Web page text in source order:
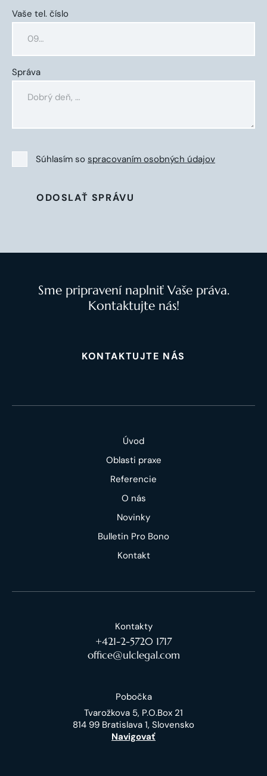
Vaše tel. číslo
Správa
Súhlasím so spracovaním osobných údajov
ODOSLAŤ SPRÁVU
Sme pripravení naplniť Vaše práva.
Kontaktujte nás!
KONTAKTUJTE NÁS
Úvod
Oblasti praxe
Referencie
O nás
Novinky
Bulletin Pro Bono
Kontakt
Kontakty
+421-2-5720 1717
office@ulclegal.com
Pobočka
Tvarožkova 5, P.O.Box 21
814 99 Bratislava 1, Slovensko
Navigovať